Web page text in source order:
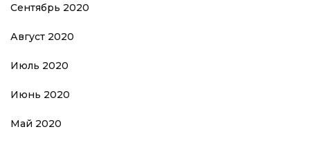
Сентябрь 2020
Август 2020
Июль 2020
Июнь 2020
Май 2020